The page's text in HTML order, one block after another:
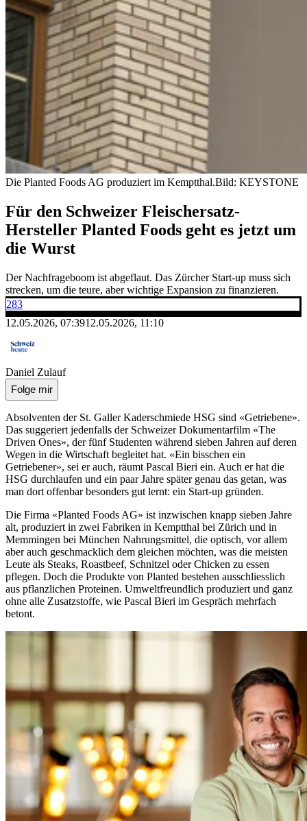
Die Planted Foods AG produziert im Kemptthal.Bild: KEYSTONE
Für den Schweizer Fleischersatz-
Hersteller Planted Foods geht es jetzt um
die Wurst
Der Nachfrageboom ist abgeflaut. Das Zürcher Start-up muss sich
strecken, um die teure, aber wichtige Expansion zu finanzieren.
283
12.05.2026, 07:3912.05.2026, 11:10
Daniel Zulauf
Folge mir
Absolventen der St. Galler Kaderschmiede HSG sind «Getriebene».
Das suggeriert jedenfalls der Schweizer Dokumentarfilm «The
Driven Ones», der fünf Studenten während sieben Jahren auf deren
Wegen in die Wirtschaft begleitet hat. «Ein bisschen ein
Getriebener», sei er auch, räumt Pascal Bieri ein. Auch er hat die
HSG durchlaufen und ein paar Jahre später genau das getan, was
man dort offenbar besonders gut lernt: ein Start-up gründen.
Die Firma «Planted Foods AG» ist inzwischen knapp sieben Jahre
alt, produziert in zwei Fabriken in Kemptthal bei Zürich und in
Memmingen bei München Nahrungsmittel, die optisch, vor allem
aber auch geschmacklich dem gleichen möchten, was die meisten
Leute als Steaks, Roastbeef, Schnitzel oder Chicken zu essen
pflegen. Doch die Produkte von Planted bestehen ausschliesslich
aus pflanzlichen Proteinen. Umweltfreundlich produziert und ganz
ohne alle Zusatzstoffe, wie Pascal Bieri im Gespräch mehrfach
betont.